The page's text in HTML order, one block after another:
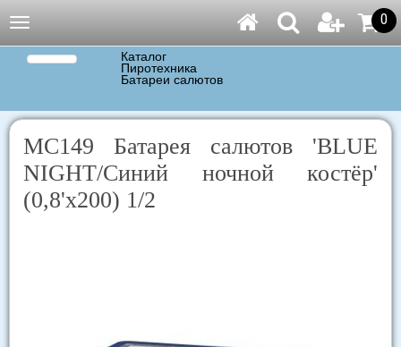
Навигация 0
Каталог
Пиротехника
Батареи салютов
МС149 Батарея салютов 'BLUE
NIGHT/Синий ночной костёр'
(0,8'х200) 1/2